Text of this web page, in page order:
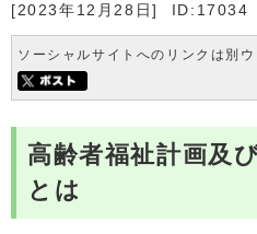
[2023年12月28日] ID:17034
ソーシャルサイトへのリンクは別
高齢者福祉計画及
とは